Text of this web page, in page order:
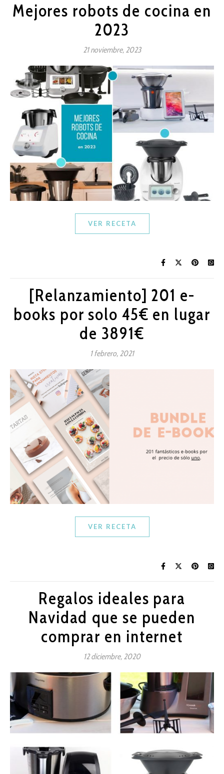
Mejores robots de cocina en
2023
21 noviembre, 2023
VER RECETA
[Relanzamiento] 201 e-
books por solo 45€ en lugar
de 3891€
1 febrero, 2021
VER RECETA
Regalos ideales para
Navidad que se pueden
comprar en internet
12 diciembre, 2020